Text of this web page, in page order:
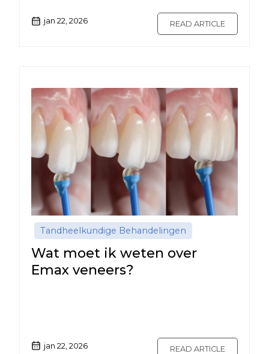
jan 22, 2026 READ ARTICLE
Tandheelkundige Behandelingen
Wat moet ik weten over
Emax veneers?
jan 22, 2026 READ ARTICLE